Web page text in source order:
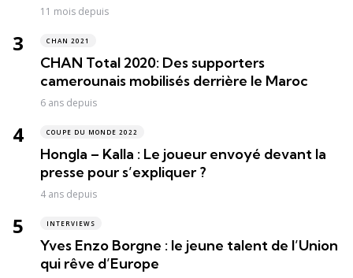
11 mois depuis
CHAN 2021
CHAN Total 2020: Des supporters
camerounais mobilisés derrière le Maroc
6 ans depuis
COUPE DU MONDE 2022
Hongla – Kalla : Le joueur envoyé devant la
presse pour s’expliquer ?
4 ans depuis
INTERVIEWS
Yves Enzo Borgne : le jeune talent de l’Union
qui rêve d’Europe